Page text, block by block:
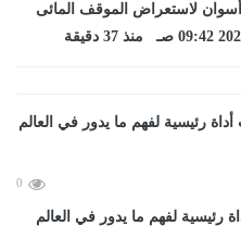
لاستعراض الموقف المائى
0
رئيسية لفهم ما يدور في العالم